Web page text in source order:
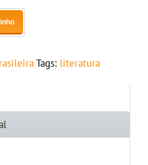
Tags: literatura